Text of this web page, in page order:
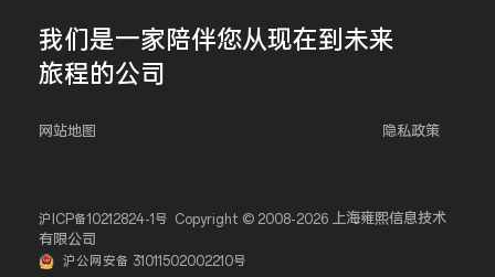
我们是一家陪伴您从现在到未来
旅程的公司
网站地图 隐私政策
沪ICP备10212824-1号 Copyright © 2008-2026 上海雍熙信息技术
有限公司
沪公网安备 31011502002210号